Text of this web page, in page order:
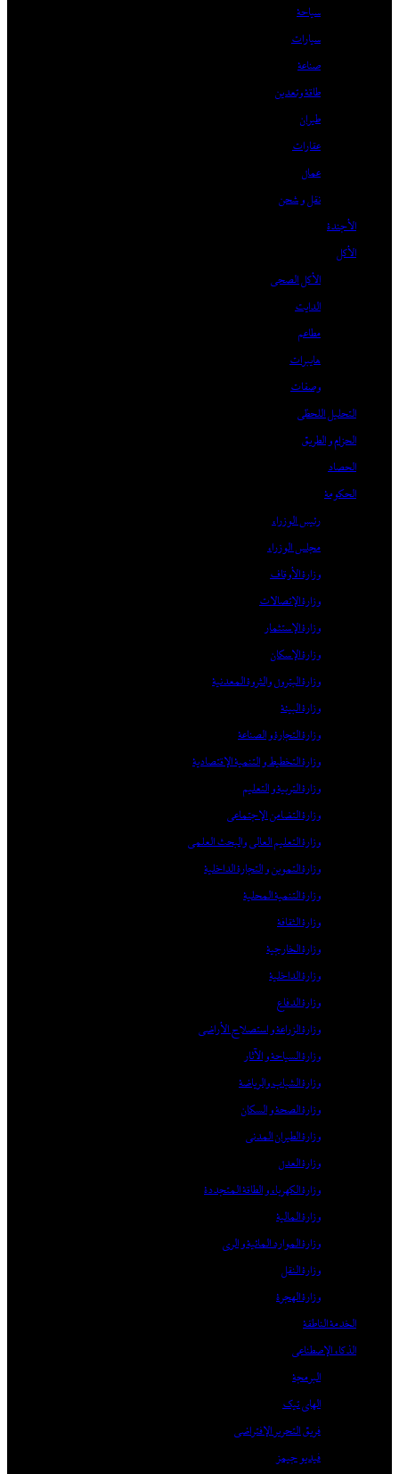
سياحة
سيارات
صناعة
طاقة وتعدين
طيران
عقارات
عمال
نقل و شحن
الأجندة
الأكل
الأكل الصحي
الدايت
مطاعم
هايبرات
وصفات
التحليل اللحظي
الحزام و الطريق
الحصاد
الحكومة
رئيس الوزراء
مجلس الوزراء
وزارة الأوقاف
وزارة الإتصالات
وزارة الإستثمار
وزارة الإسكان
وزارة البترول والثروة المعدنية
وزارة البيئة
وزارة التجارة و الصناعة
وزارة التخطيط و التنمية الإقتصادية
وزارة التربية و التعليم
وزارة التضامن الإجتماعي
وزارة التعليم العالي والبحث العلمي
وزارة التموين و التجارة الداخلية
وزارة التنمية المحلية
وزارة الثقافة
وزارة الخارجية
وزارة الداخلية
وزارة الدفاع
وزارة الزراعة و استصلاح الأراضي
وزارة السياحة و الآثار
وزارة الشباب والرياضة
وزارة الصحة و السكان
وزارة الطيران المدني
وزارة العدل
وزارة الكهرباء و الطاقة المتجددة
وزارة المالية
وزارة الموارد المائية و الري
وزارة النقل
وزارة الهجرة
الخدمة الناطقة
الذكاء الإصطناعي
البرمجة
الهاي تيك
فريق التحرير الإفتراضي
فيديو جيمز